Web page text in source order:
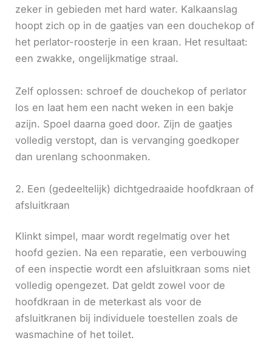
zeker in gebieden met hard water. Kalkaanslag
hoopt zich op in de gaatjes van een douchekop of
het perlator-roosterje in een kraan. Het resultaat:
een zwakke, ongelijkmatige straal.
Zelf oplossen: schroef de douchekop of perlator
los en laat hem een nacht weken in een bakje
azijn. Spoel daarna goed door. Zijn de gaatjes
volledig verstopt, dan is vervanging goedkoper
dan urenlang schoonmaken.
2. Een (gedeeltelijk) dichtgedraaide hoofdkraan of
afsluitkraan
Klinkt simpel, maar wordt regelmatig over het
hoofd gezien. Na een reparatie, een verbouwing
of een inspectie wordt een afsluitkraan soms niet
volledig opengezet. Dat geldt zowel voor de
hoofdkraan in de meterkast als voor de
afsluitkranen bij individuele toestellen zoals de
wasmachine of het toilet.